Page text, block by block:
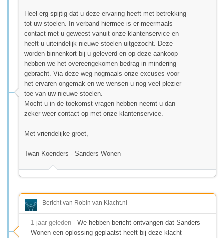
Heel erg spijtig dat u deze ervaring heeft met betrekking
tot uw stoelen. In verband hiermee is er meermaals
contact met u geweest vanuit onze klantenservice en
heeft u uiteindelijk nieuwe stoelen uitgezocht. Deze
worden binnenkort bij u geleverd en op deze aankoop
hebben we het overeengekomen bedrag in mindering
gebracht. Via deze weg nogmaals onze excuses voor
het ervaren ongemak en we wensen u nog veel plezier
toe van uw nieuwe stoelen.
Mocht u in de toekomst vragen hebben neemt u dan
zeker weer contact op met onze klantenservice.
Met vriendelijke groet,
Twan Koenders - Sanders Wonen
Bericht van Robin van Klacht.nl
1 jaar geleden - We hebben bericht ontvangen dat Sanders
Wonen een oplossing geplaatst heeft bij deze klacht